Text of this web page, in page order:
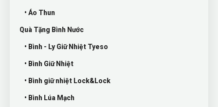
• Áo Thun
Quà Tặng Bình Nước
• Bình - Ly Giữ Nhiệt Tyeso
• Bình Giữ Nhiệt
• Bình giữ nhiệt Lock&Lock
• Bình Lúa Mạch